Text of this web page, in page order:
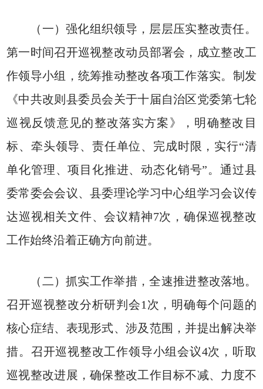
（一）强化组织领导，层层压实整改责任。
第一时间召开巡视整改动员部署会，成立整改工
作领导小组，统筹推动整改各项工作落实。制发
《中共改则县委员会关于十届自治区党委第七轮
巡视反馈意见的整改落实方案》，明确整改目
标、牵头领导、责任单位、完成时限，实行“清
单化管理、项目化推进、动态化销号”。通过县
委常委会会议、县委理论学习中心组学习会议传
达巡视相关文件、会议精神7次，确保巡视整改
工作始终沿着正确方向前进。
（二）抓实工作举措，全速推进整改落地。
召开巡视整改分析研判会1次，明确每个问题的
核心症结、表现形式、涉及范围，并提出解决举
措。召开巡视整改工作领导小组会议4次，听取
巡视整改进展，确保整改工作目标不减、力度不